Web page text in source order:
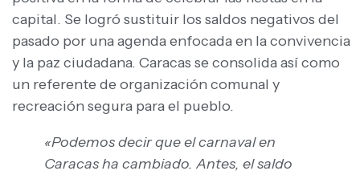
capital. Se logró sustituir los saldos negativos del
pasado por una agenda enfocada en la convivencia
y la paz ciudadana. Caracas se consolida así como
un referente de organización comunal y
recreación segura para el pueblo.
«Podemos decir que el carnaval en
Caracas ha cambiado. Antes, el saldo